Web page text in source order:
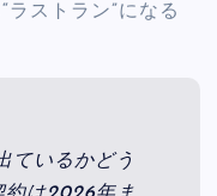
ラストラン”になる
ているかどう